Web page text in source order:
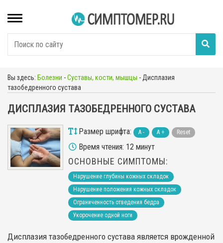
Вы здесь: Болезни -Суставы, кости, мышцы - Дисплазия
тазобедренного сустава
ДИСПЛАЗИЯ ТАЗОБЕДРЕННОГО СУСТАВА
Размер шрифта: A - A + Reset
Время чтения: 12 минут
ОСНОВНЫЕ СИМПТОМЫ:
Нарушение глубины кожных складок
Нарушение положения кожных складок
Ограниченность отведения бедра
Укорочение одной ноги
Дисплазия тазобедренного сустава является врожденной